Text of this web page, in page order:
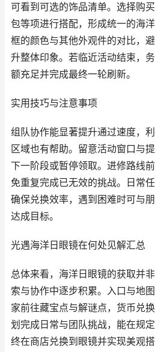
可看到可选的饰品清单。选择购
包等项进行搭配，形成统一的海
框的颜色与其他外观件的对比，
升整体印象。若临近活动结束，
额充足并完成最终一轮刷新。
实用技巧与注意事项
组队协作能显著提升通过速度，
区域也有帮助。留意活动窗口与
下一阶段或暂停领取。进修路线
免重复完成已无效的挑战。日常
确保兑换效率，遇到困难时可与
达成目标。
光遇海洋日眼镜在何处见解汇总
总体来看，海洋日眼镜的获取并
索与协作中逐步积累。入口与地
家前往藏宝点与解谜点，货币兑
划完成日常与团队挑战，能在规
终在商店兑换到眼镜并实现美观